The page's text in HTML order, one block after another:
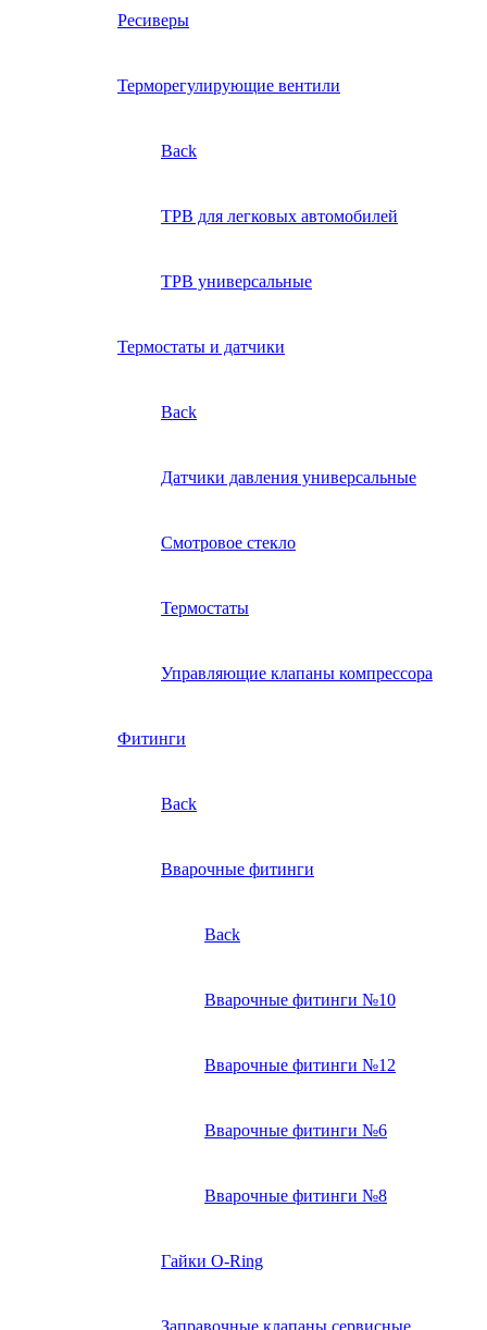
Ресиверы
Терморегулирующие вентили
Back
ТРВ для легковых автомобилей
ТРВ универсальные
Термостаты и датчики
Back
Датчики давления универсальные
Смотровое стекло
Термостаты
Управляющие клапаны компрессора
Фитинги
Back
Вварочные фитинги
Back
Вварочные фитинги №10
Вварочные фитинги №12
Вварочные фитинги №6
Вварочные фитинги №8
Гайки O-Ring